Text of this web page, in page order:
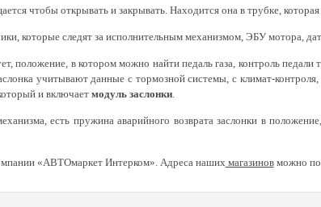
чтобы открывать и закрывать. Находится она в трубке,
которые следят за исполнительным механизмом, ЭБУ мотора,
положение, в котором можно найти педаль газа, контроль
учитывают данные с тормозной системы, с климат-
и включаетмодуль заслонки.
есть пружина аварийного возврата заслонки в
«АВТОмаркет Интерком». Адреса нашихмагазиновможно